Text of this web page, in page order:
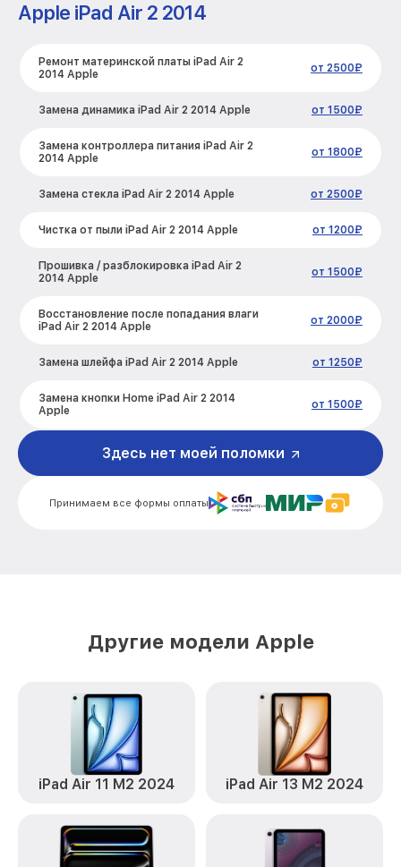
Apple iPad Air 2 2014
Ремонт материнской платы iPad Air 2
2014 Apple
от 2500₽
Замена динамика iPad Air 2 2014 Apple от 1500₽
Замена контроллера питания iPad Air 2
2014 Apple
от 1800₽
Замена стекла iPad Air 2 2014 Apple от 2500₽
Чистка от пыли iPad Air 2 2014 Apple от 1200₽
Прошивка / разблокировка iPad Air 2
2014 Apple
от 1500₽
Восстановление после попадания влаги
iPad Air 2 2014 Apple
от 2000₽
Замена шлейфа iPad Air 2 2014 Apple от 1250₽
Замена кнопки Home iPad Air 2 2014
Apple
от 1500₽
Замена дисплея (экрана) iPad Air 2 2014
Замена корпуса iPad Air 2 2014 Apple от 3000₽
Замена аккумулятора iPad Air 2 2014
от 1800₽
Принимаем все формы оплаты
Здесь нет моей поломки
Другие модели Apple
iPad Air 11 M2 2024 iPad Air 13 M2 2024